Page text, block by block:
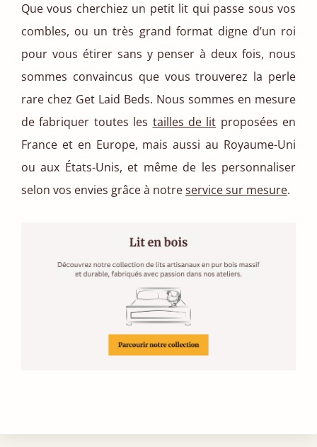
Que vous cherchiez un petit lit qui passe sous vos
combles, ou un très grand format digne d’un roi
pour vous étirer sans y penser à deux fois, nous
sommes convaincus que vous trouverez la perle
rare chez Get Laid Beds. Nous sommes en mesure
de fabriquer toutes les tailles de lit proposées en
France et en Europe, mais aussi au Royaume-Uni
ou aux États-Unis, et même de les personnaliser
selon vos envies grâce à notreservice sur mesure.